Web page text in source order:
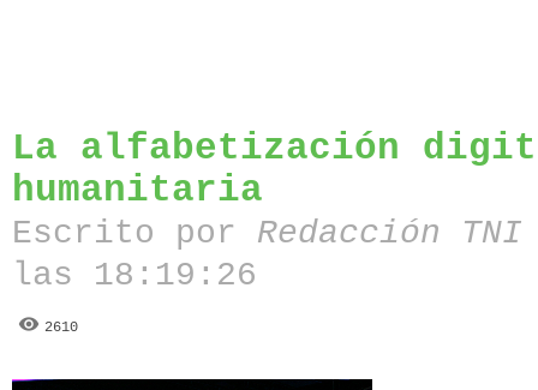
La alfabetización
humanitaria
Escrito por Redacción
las 18:19:26
2610